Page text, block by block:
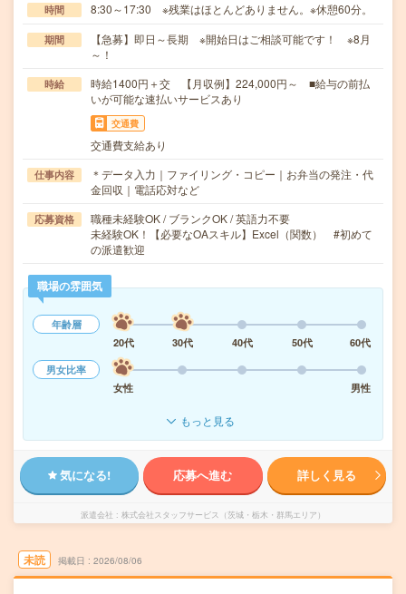
時間 8:30～17:30 ※残業はほとんどありません。※休憩60分。
期間
【急募】即日～長期 ※開始日はご相談可能です！ ※8月
～！
時給
時給1400円＋交 【月収例】224,000円～ ■給与の前払
いが可能な速払いサービスあり
交通費
交通費支給あり
仕事内容
＊データ入力｜ファイリング・コピー｜お弁当の発注・代
金回収｜電話応対など
応募資格
職種未経験OK / ブランクOK / 英語力不要
未経験OK！【必要なOAスキル】Excel（関数） #初めて
の派遣歓迎
職場の雰囲気
年齢層
20代
30代 40代 50代
60代
男女比率
女性
男性
もっと見る
気になる! 応募へ進む 詳しく見る
派遣会社 株式会社スタッフサービス（茨城・栃木・群馬エリア）
未読 掲載日 2026/08/06